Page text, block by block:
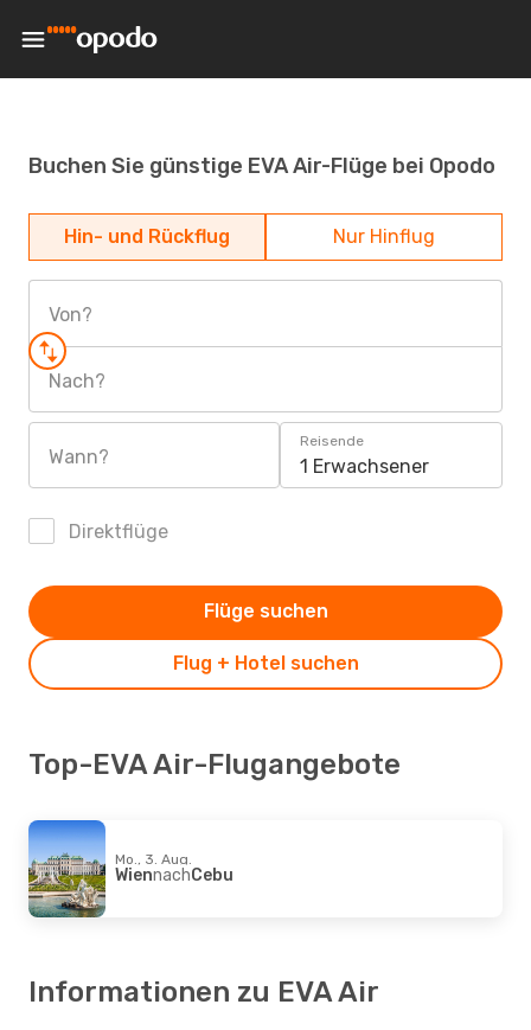
Buchen Sie günstige EVA Air-Flüge bei Opodo
Hin- und Rückflug Nur Hinflug
Von?
Nach?
Wann?
Reisende
1 Erwachsener
Direktflüge
Flug + Hotel suchen
Flüge suchen
Top-EVA Air-Flugangebote
Mo., 3. Aug.
WiennachCebu
Informationen zu EVA Air